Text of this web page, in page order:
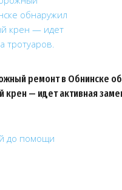
ремонт в Обнинске
крен — идет активная